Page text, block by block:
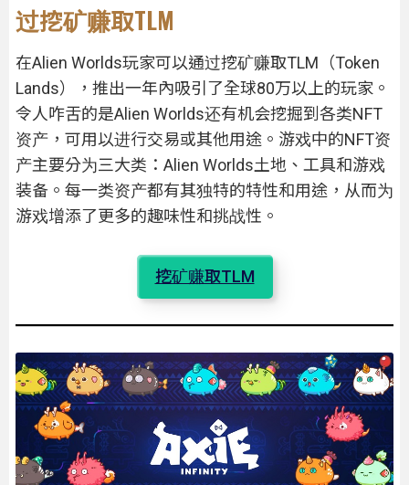
过挖矿赚取TLM
在Alien Worlds玩家可以通过挖矿赚取TLM（Token
Lands），推出一年內吸引了全球80万以上的玩家。
令人咋舌的是Alien Worlds还有机会挖掘到各类NFT
资产，可用以进行交易或其他用途。游戏中的NFT资
产主要分为三大类：Alien Worlds土地、工具和游戏
装备。每一类资产都有其独特的特性和用途，从而为
游戏增添了更多的趣味性和挑战性。
挖矿赚取TLM